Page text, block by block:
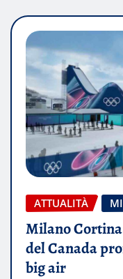
ATTUALITÀ
Milano
del Canada
big air